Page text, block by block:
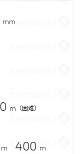
mm
m（困难）
m
400 m